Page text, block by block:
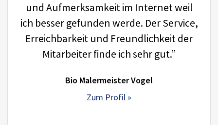
und Aufmerksamkeit im Internet weil
ich besser gefunden werde. Der Service,
Erreichbarkeit und Freundlichkeit der
Mitarbeiter finde ich sehr gut.”
Bio Malermeister Vogel
Zum Profil »